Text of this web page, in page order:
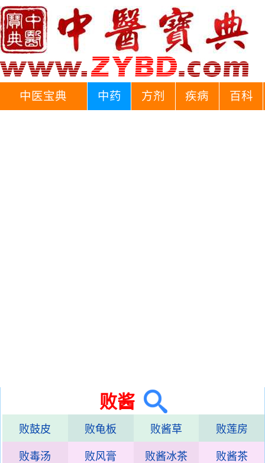
中医宝典 中药 方剂 疾病 百科
败酱
败鼓皮 败龟板 败酱草 败莲房
败毒汤 败风膏 败酱冰茶 败酱茶